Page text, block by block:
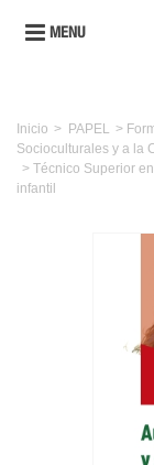
MENU
Inicio > PAPEL >
Socioculturales y a la
> Técnico Superior
infantil